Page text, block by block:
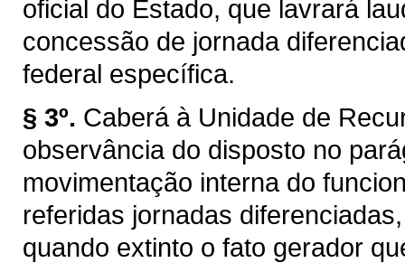
oficial do Estado, que lavrará
concessão de jornada
federal específica.
§ 3º. Caberá à Unidade de
observância do disposto no
movimentação interna do
referidas jornadas
quando extinto o fato gerador